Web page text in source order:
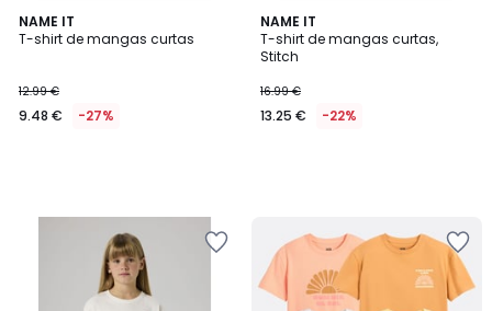
NAME IT
T-shirt de mangas curtas
12.99 €
9.48 € -27%
NAME IT
T-shirt de mangas curtas,
Stitch
16.99 €
13.25 € -22%